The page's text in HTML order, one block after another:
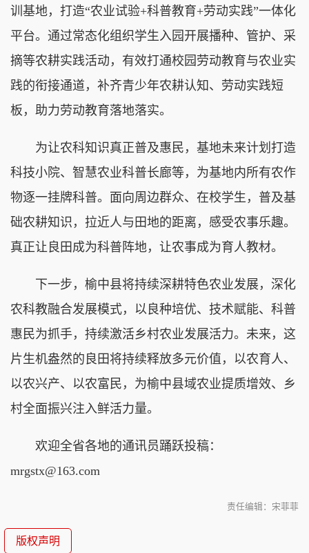
训基地，打造“农业试验+科普教育+劳动实践”一体化
平台。通过常态化组织学生入园开展播种、管护、采
摘等农耕实践活动，有效打通校园劳动教育与农业实
践的衔接通道，补齐青少年农耕认知、劳动实践短
板，助力劳动教育落地落实。
为让农科知识真正普及惠民，基地未来计划打造
科技小院、智慧农业科普长廊等，为基地内所有农作
物逐一挂牌科普。面向周边群众、在校学生，普及基
础农耕知识，拉近人与田地的距离，感受农事乐趣。
真正让良田成为科普阵地，让农事成为育人教材。
下一步，榆中县将持续深耕特色农业发展，深化
农科教融合发展模式，以良种培优、技术赋能、科普
惠民为抓手，持续激活乡村农业发展活力。未来，这
片生机盎然的良田将持续释放多元价值，以农育人、
以农兴产、以农富民，为榆中县域农业提质增效、乡
村全面振兴注入鲜活力量。
欢迎全省各地的通讯员踊跃投稿：
mrgstx@163.com
责任编辑：宋菲菲
版权声明